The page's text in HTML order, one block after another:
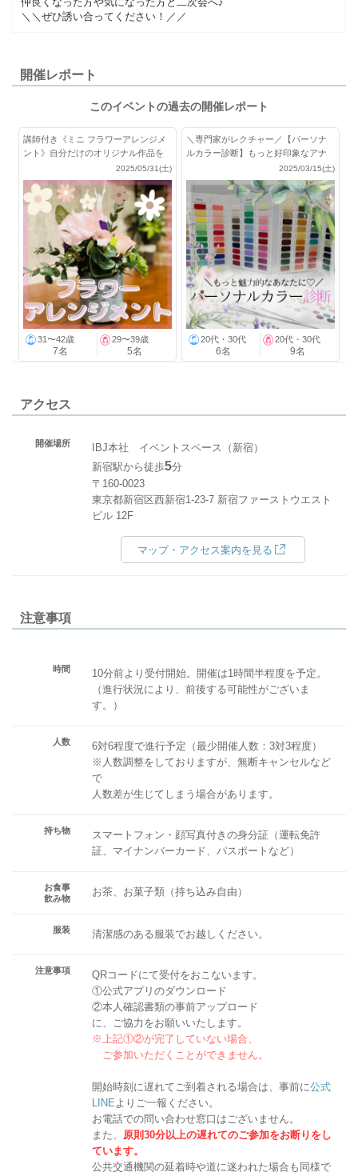
＼＼ぜひ誘い合ってください！／／
開催レポート
このイベントの過去の開催レポート
講師付き《ミニ フラワーアレンジメ
ント》自分だけのオリジナル作品を
2025/05/31(土)
31〜42歳
7名
29〜39歳
5名
＼専門家がレクチャー／【パーソナ
ルカラー診断】もっと好印象なアナ
2025/03/15(土)
20代・30代
6名
20代・30代
9名
アクセス
開催場所
IBJ本社 イベントスペース（新宿）
新宿駅から徒歩5分
〒160-0023
東京都新宿区西新宿1-23-7 新宿ファーストウエスト
ビル 12F
マップ・アクセス案内を見る
注意事項
時間
10分前より受付開始。開催は1時間半程度を予定。
（進行状況により、前後する可能性がございま
す。）
人数
6対6程度で進行予定（最少開催人数：3対3程度）
※人数調整をしておりますが、無断キャンセルなど
で
人数差が生じてしまう場合があります。
持ち物
スマートフォン・顔写真付きの身分証（運転免許
証、マイナンバーカード、パスポートなど）
お食事
飲み物
お茶、お菓子類（持ち込み自由）
服装 清潔感のある服装でお越しください。
注意事項
QRコードにて受付をおこないます。
①公式アプリのダウンロード
②本人確認書類の事前アップロード
に、ご協力をお願いいたします。
※上記①②が完了していない場合、
ご参加いただくことができません。
開始時刻に遅れてご到着される場合は、事前に公式
LINEよりご一報ください。
お電話での問い合わせ窓口はございません。
また、 原則30分以上の遅れてのご参加をお断りをし
ています。
公共交通機関の延着時や道に迷われた場合も同様で